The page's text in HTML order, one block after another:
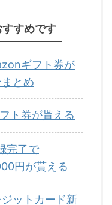
すめです
ギフト券が
とめ
ト券が貰える
完了で
円が貰える
ットカード新